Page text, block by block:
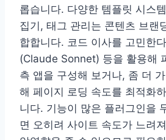
롭습니다. 다양한 템플릿 시스
집기, 태그 관리는 콘텐츠 브랜
합합니다. 코드 이사를 고민한
(Claude Sonnet) 등을 활용해
측 앱을 구성해 보거나, 좀 더
해 페이지 로딩 속도를 최적화
니다. 기능이 많은 플러그인을
면 오히려 사이트 속도가 느려